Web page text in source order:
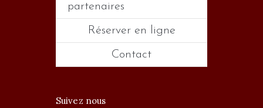
partenaires
Réserver en ligne
Contact
Suivez nous